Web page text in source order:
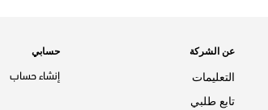
عن الشركة
التعليمات
تابع طلبي
حسابي
إنشاء حساب